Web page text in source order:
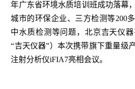
年广东省环境水质培训班成功落幕
城市的环保企业、三方检测等200
中水质检测等问题，北京吉天仪
“吉天仪器”）本次携带旗下重量级
注射分析仪iFIA7亮相会议。